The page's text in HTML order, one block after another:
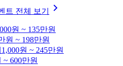
트 전체 보기
원 ~ 135만원
원 ~ 198만원
1,000원 ~ 245만원
~ 600만원